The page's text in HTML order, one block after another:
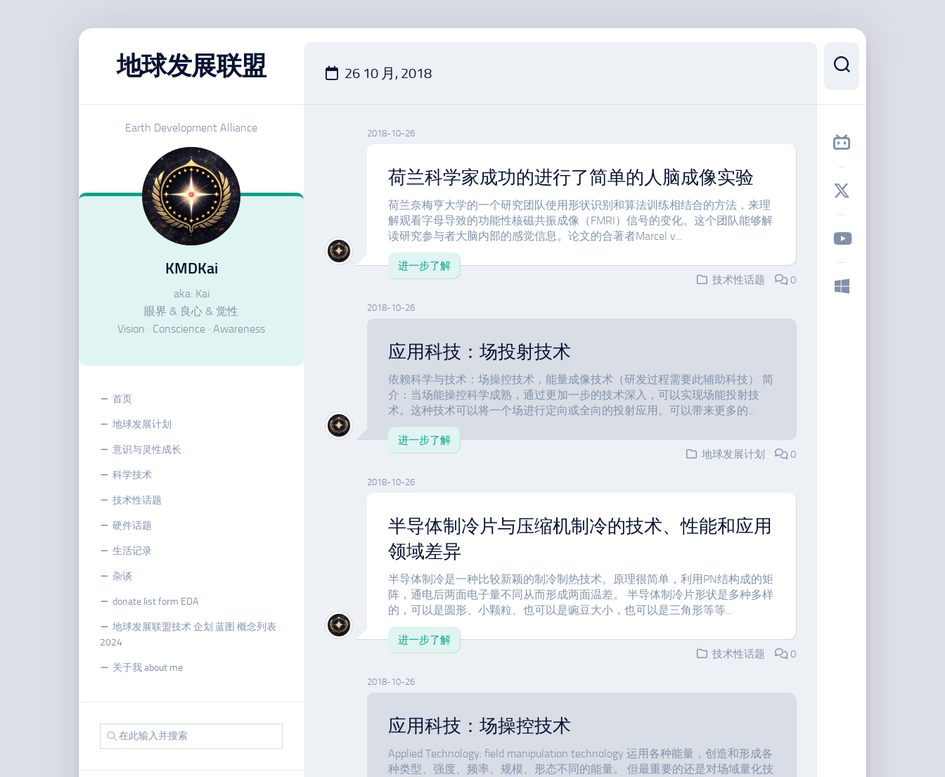
地球发展联盟
Earth Development Alliance
KMDKai
aka: Kai
眼界 & 良心 & 觉性
Vision · Conscience · Awareness
首页
地球发展计划
意识与灵性成长
科学技术
技术性话题
硬件话题
生活记录
杂谈
donate list form EDA
地球发展联盟技术 企划 蓝图 概念列表
2024
关于我 about me
26 10 月, 2018
2018-10-26
荷兰科学家成功的进行了简单的人脑成像实验
荷兰奈梅亨大学的一个研究团队使用形状识别和算法训练相结合的方法，来理
解观看字母导致的功能性核磁共振成像（FMRI）信号的变化。这个团队能够解
读研究参与者大脑内部的感觉信息。论文的合著者Marcel v...
进一步了解
技术性话题
0
2018-10-26
应用科技：场投射技术
依赖科学与技术：场操控技术，能量成像技术（研发过程需要此辅助科技） 简
介：当场能操控科学成熟，通过更加一步的技术深入，可以实现场能投射技
术。这种技术可以将一个场进行定向或全向的投射应用。可以带来更多的...
进一步了解
地球发展计划
0
2018-10-26
半导体制冷片与压缩机制冷的技术、性能和应用
领域差异
半导体制冷是一种比较新颖的制冷制热技术。原理很简单，利用PN结构成的矩
阵，通电后两面电子量不同从而形成两面温差。 半导体制冷片形状是多种多样
的，可以是圆形、小颗粒、也可以是豌豆大小，也可以是三角形等等...
进一步了解
技术性话题
0
2018-10-26
应用科技：场操控技术
Applied Technology: field manipulation technology 运用各种能量，创造和形成各
种类型、强度、频率、规模、形态不同的能量。 但最重要的还是对场域量化技